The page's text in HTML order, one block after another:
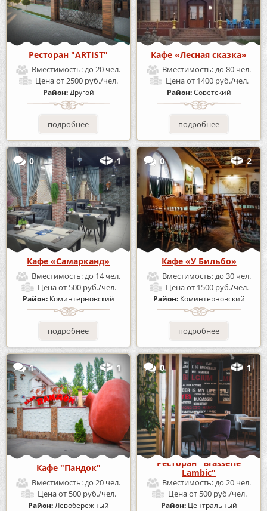
Ресторан "ARTIST"
Вместимость:до 20 чел.
Ценаот 2500 руб./чел.
Район:Другой
подробнее
Кафе «Лесная сказка»
Вместимость:до 80 чел.
Ценаот 1400 руб./чел.
Район:Советский
подробнее
0 1
Кафе «Самарканд»
Вместимость:до 14 чел.
Ценаот 500 руб./чел.
Район: Коминтерновский
подробнее
0 2
Кафе «У Бильбо»
Вместимость:до 30 чел.
Ценаот 1500 руб./чел.
Район: Коминтерновский
подробнее
1 1
Кафе "Пандок"
Вместимость:до 20 чел.
Ценаот 500 руб./чел.
Район:Левобережный
0 1
Ресторан "Brasserie
Lambic"
Вместимость:до 20 чел.
Ценаот 500 руб./чел.
Район: Центральный